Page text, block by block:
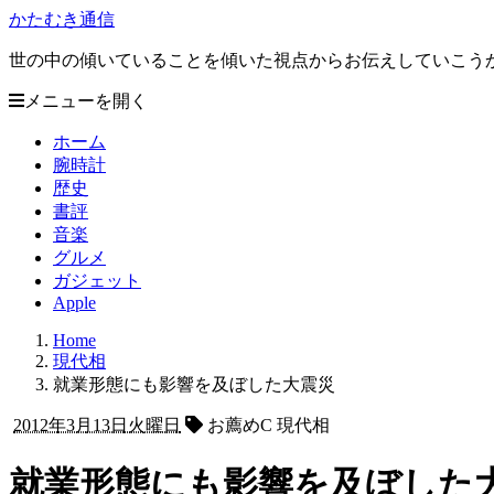
かたむき通信
世の中の傾いていることを傾いた視点からお伝えしていこう
メニューを開く
ホーム
腕時計
歴史
書評
音楽
グルメ
ガジェット
Apple
Home
現代相
就業形態にも影響を及ぼした大震災
2012年3月13日火曜日 お薦めC 現代相
就業形態にも影響を及ぼした